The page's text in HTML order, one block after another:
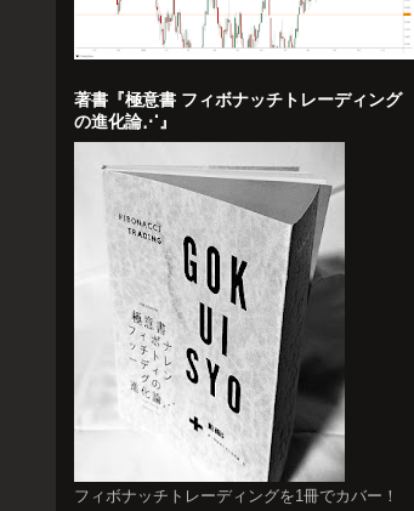
著書『極意書 フィボナッチトレーディング
の進化論⋰』
フィボナッチトレーディングを1冊でカバー！